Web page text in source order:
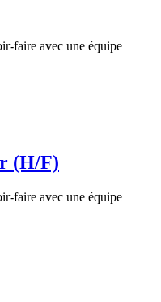
faire avec une équipe
(H/F)
faire avec une équipe